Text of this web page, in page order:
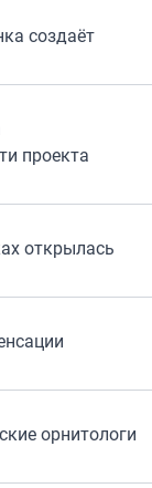
создаёт
проекта
открылась
орнитологи